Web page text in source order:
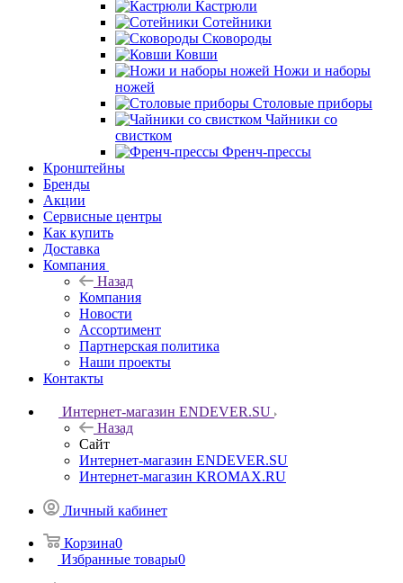
Кастрюли
Сотейники
Сковороды
Ковши
Ножи и наборы
ножей
Столовые приборы
Чайники со
свистком
Френч-прессы
Кронштейны
Бренды
Акции
Сервисные центры
Как купить
Доставка
Компания
Назад
Компания
Новости
Ассортимент
Партнерская политика
Наши проекты
Контакты
Интернет-магазин ENDEVER.SU
Назад
Сайт
Интернет-магазин ENDEVER.SU
Интернет-магазин KROMAX.RU
Личный кабинет
Корзина0
Избранные товары0